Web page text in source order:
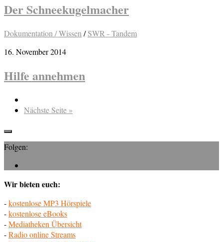
Der Schneekugelmacher
Dokumentation / Wissen /SWR - Tandem
16. November 2014
Hilfe annehmen
Nächste Seite »
Folgen:
Wir bieten euch:
-kostenlose MP3 Hörspiele
-kostenlose eBooks
-Mediatheken Übersicht
-Radio online Streams